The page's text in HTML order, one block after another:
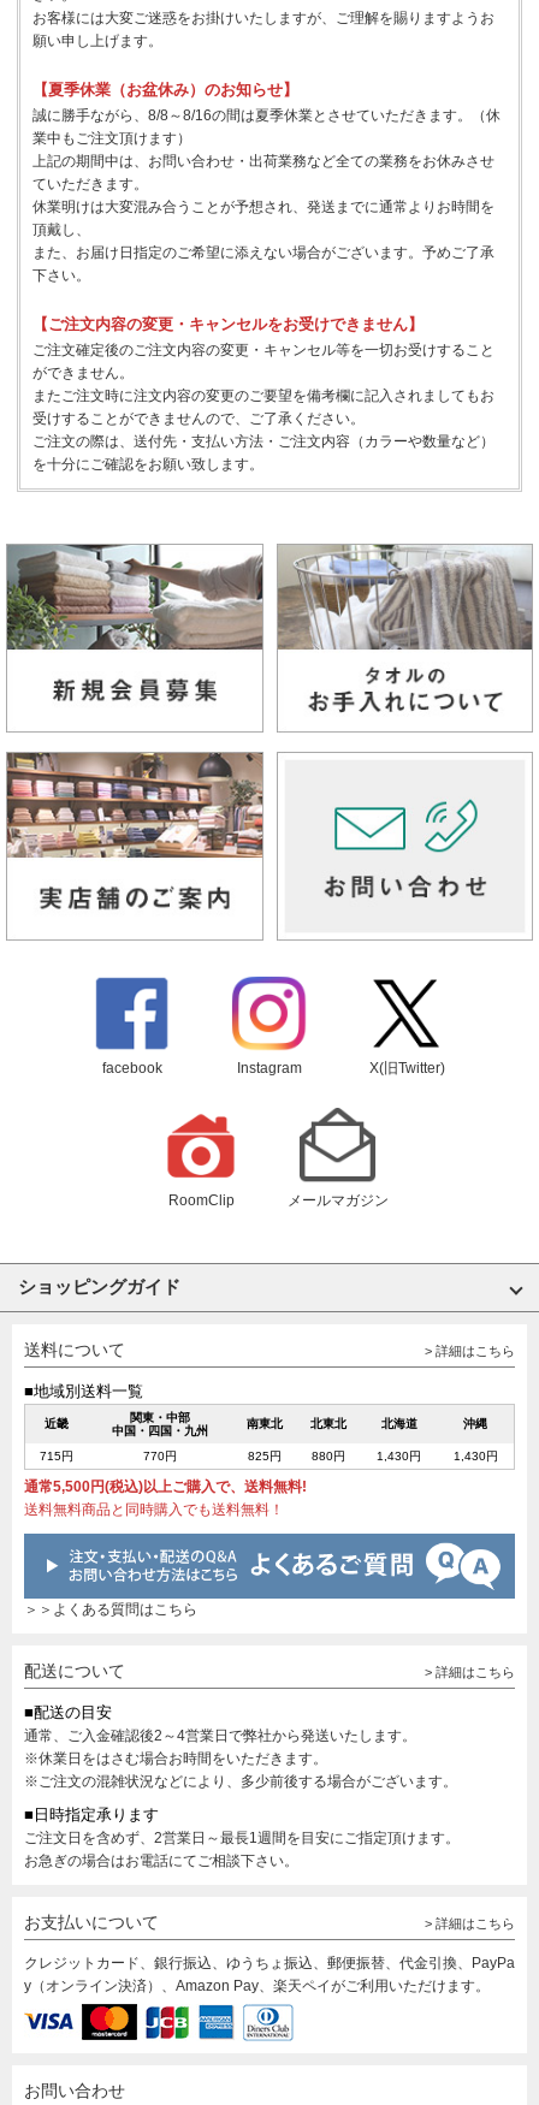
お客様には大変ご迷惑をお掛けいたしますが、ご理解を賜りますようお
願い申し上げます。
【夏季休業（お盆休み）のお知らせ】
誠に勝手ながら、8/8～8/16の間は夏季休業とさせていただきます。（休
業中もご注文頂けます）
上記の期間中は、お問い合わせ・出荷業務など全ての業務をお休みさせ
ていただきます。
休業明けは大変混み合うことが予想され、発送までに通常よりお時間を
頂戴し、
また、お届け日指定のご希望に添えない場合がございます。予めご了承
下さい。
【ご注文内容の変更・キャンセルをお受けできません】
ご注文確定後のご注文内容の変更・キャンセル等を一切お受けすること
ができません。
またご注文時に注文内容の変更のご要望を備考欄に記入されましてもお
受けすることができませんので、ご了承ください。
ご注文の際は、送付先・支払い方法・ご注文内容（カラーや数量など）
を十分にご確認をお願い致します。
facebook Instagram X(旧Twitter)
RoomClip メールマガジン
ショッピングガイド
送料について > 詳細はこちら
■地域別送料一覧
近畿
関東・中部
中国・四国・九州
南東北 北東北 北海道 沖縄
715円 770円 825円 880円 1,430円 1,430円
通常5,500円(税込)以上ご購入で、送料無料!
送料無料商品と同時購入でも送料無料！
＞＞よくある質問はこちら
配送について > 詳細はこちら
■配送の目安
通常、ご入金確認後2～4営業日で弊社から発送いたします。
※休業日をはさむ場合お時間をいただきます。
※ご注文の混雑状況などにより、多少前後する場合がございます。
■日時指定承ります
ご注文日を含めず、2営業日～最長1週間を目安にご指定頂けます。
お急ぎの場合はお電話にてご相談下さい。
お支払いについて > 詳細はこちら
クレジットカード、銀行振込、ゆうちょ振込、郵便振替、代金引換、PayPa
y（オンライン決済）、Amazon Pay、楽天ペイがご利用いただけます。
お問い合わせ